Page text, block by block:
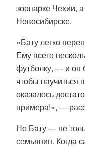
зоопарке Чехии,
Новосибирске.
«Бату легко
Ему всего
футболку, — и он
чтобы научиться
оказалось
примера!», —
Но Бату — не
семьянин. Когда